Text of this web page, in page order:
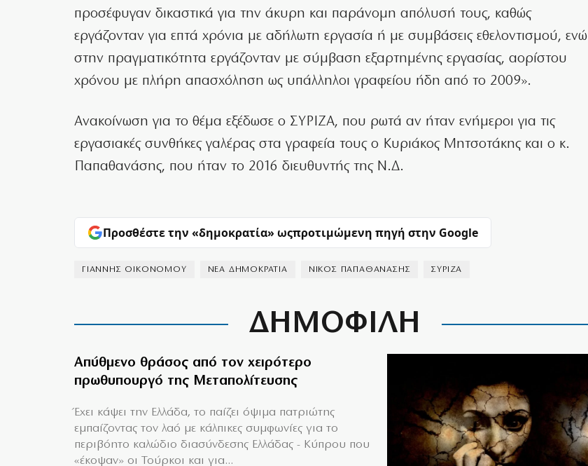
προσέφυγαν δικαστικά για την άκυρη και παράνομη απόλυσή τους, καθώς
εργάζονταν για επτά χρόνια με αδήλωτη εργασία ή με συμβάσεις εθελοντισμού, ενώ
στην πραγματικότητα εργάζονταν με σύμβαση εξαρτημένης εργασίας, αορίστου
χρόνου με πλήρη απασχόληση ως υπάλληλοι γραφείου ήδη από το 2009».
Ανακοίνωση για το θέμα εξέδωσε ο ΣΥΡΙΖΑ, που ρωτά αν ήταν ενήμεροι για τις
εργασιακές συνθήκες γαλέρας στα γραφεία τους ο Κυριάκος Μητσοτάκης και ο κ.
Παπαθανάσης, που ήταν το 2016 διευθυντής της Ν.Δ.
Προσθέστε την «δημοκρατία» ωςπροτιμώμενη πηγή στην Google
ΓΙΑΝΝΗΣ ΟΙΚΟΝΟΜΟΥ ΝΕΑ ΔΗΜΟΚΡΑΤΙΑ ΝΙΚΟΣ ΠΑΠΑΘΑΝΑΣΗΣ ΣΥΡΙΖΑ
ΔΗΜΟΦΙΛΗ
Απύθμενο θράσος από τον χειρότερο
πρωθυπουργό της Μεταπολίτευσης
Έχει κάψει την Ελλάδα, το παίζει όψιμα πατριώτης
εμπαίζοντας τον λαό με κάλπικες συμφωνίες για το
περιβόητο καλώδιο διασύνδεσης Ελλάδας - Κύπρου που
«έκοψαν» οι Τούρκοι και για...